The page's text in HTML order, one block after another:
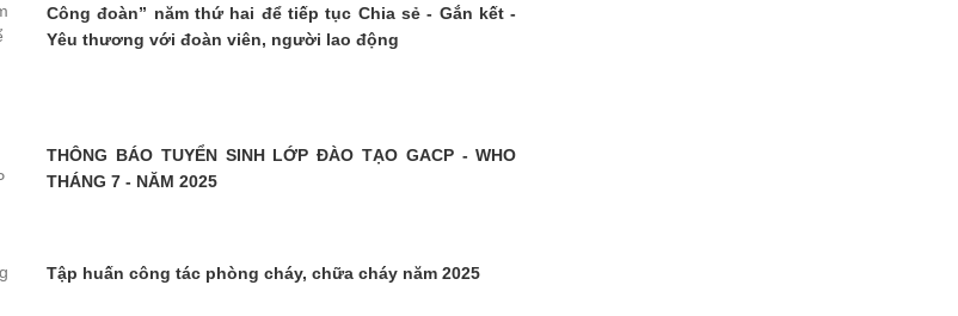
Công đoàn” năm thứ hai để tiếp tục Chia sẻ - Gắn kết -
Yêu thương với đoàn viên, người lao động
THÔNG BÁO TUYỂN SINH LỚP ĐÀO TẠO GACP - WHO
THÁNG 7 - NĂM 2025
Tập huấn công tác phòng cháy, chữa cháy năm 2025